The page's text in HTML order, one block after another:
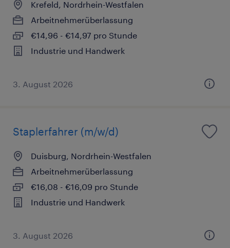
Krefeld, Nordrhein-Westfalen
Arbeitnehmerüberlassung
€14,96 - €14,97 pro Stunde
Industrie und Handwerk
3. August 2026
Staplerfahrer (m/w/d)
Duisburg, Nordrhein-Westfalen
Arbeitnehmerüberlassung
€16,08 - €16,09 pro Stunde
Industrie und Handwerk
3. August 2026